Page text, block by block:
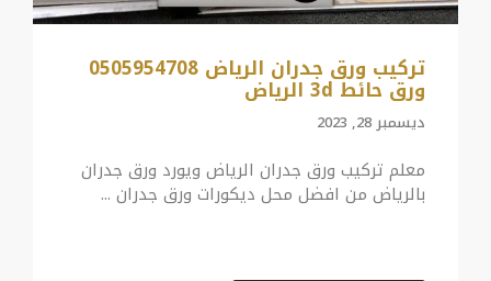
تركيب ورق جدران الرياض 0505954708
ورق حائط 3d الرياض
ديسمبر 28, 2023
معلم تركيب ورق جدران الرياض ويورد ورق جدران
بالرياض من افضل محل ديكورات ورق جدران ...